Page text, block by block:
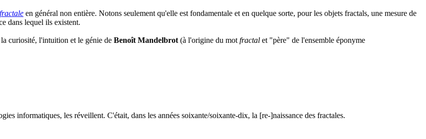
fractale en général non entière. Notons seulement qu'elle est fondamentale et en quelque sorte, pour les objets fractals, une mesure de
dans lequel ils existent.
la curiosité, l'intuition et le génie de Benoît Mandelbrot (à l'origine du mot fractal et "père" de l'ensemble éponyme
informatiques, les réveillent. C'était, dans les années soixante/soixante-dix, la [re-]naissance des fractales.